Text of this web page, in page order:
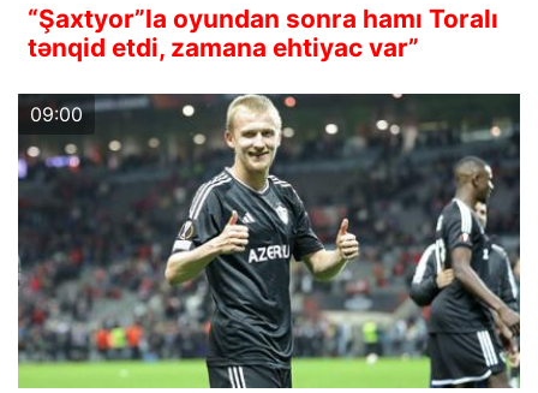
“Şaxtyor”la oyundan sonra hamı Toralı
tənqid etdi, zamana ehtiyac var”
09:00